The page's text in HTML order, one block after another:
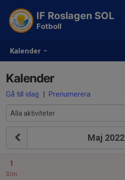
Kalender
IF Roslagen SOL
Fotboll
Kalender
Gå till idag | Prenumerera
Maj 2022
1
Sön